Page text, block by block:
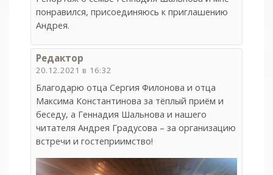
понравился, присоединяюсь к приглашению
Андрея.
Редактор
20.12.2021 в 16:32
Благодарю отца Сергия Филонова и отца
Максима Константинова за тёплый приём и
беседу, а Геннадия Шальнова и нашего
читателя Андрея Градусова – за организацию
встречи и гостеприимство!